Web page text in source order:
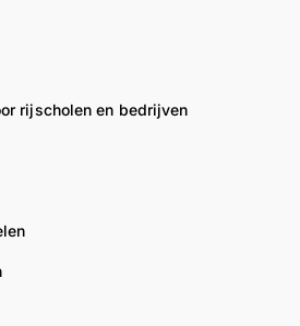
rijscholen en bedrijven